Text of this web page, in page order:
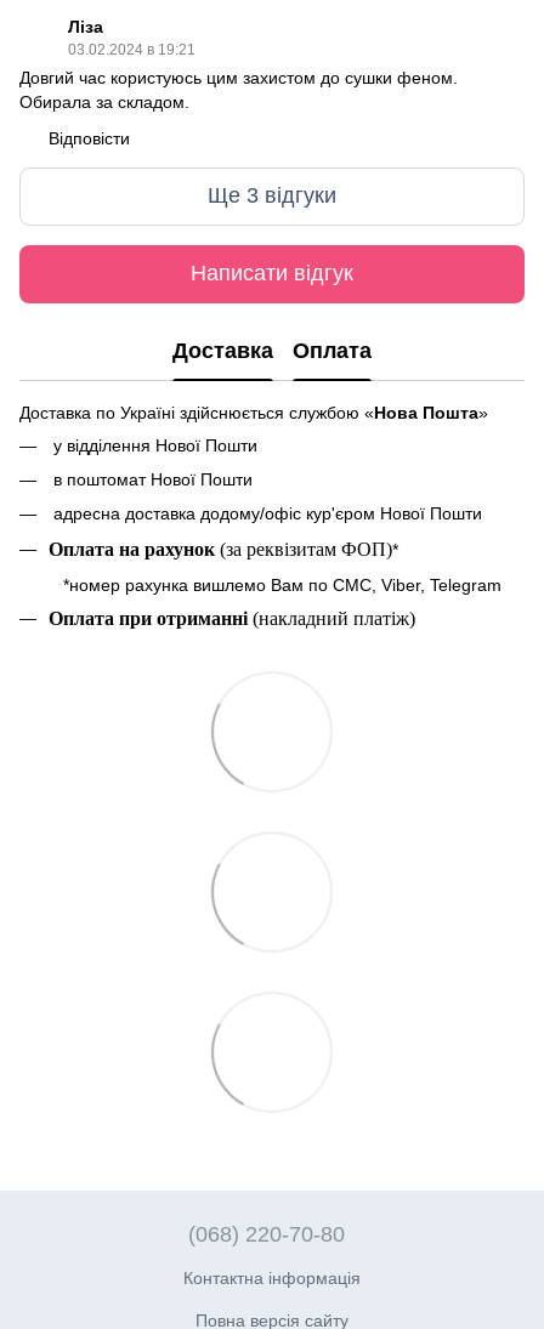
Ліза
03.02.2024 в 19:21
Довгий час користуюсь цим захистом до сушки феном.
Обирала за складом.
Відповісти
Ще 3 відгуки
Написати відгук
Доставка Оплата
Доставка по Україні здійснюється службою «Нова Пошта»
у відділення Нової Пошти
в поштомат Нової Пошти
адресна доставка додому/офіс кур'єром Нової Пошти
Оплата на рахунок (за реквізитам ФОП)*
*номер рахунка вишлемо Вам по СМС, Viber, Telegram
Оплата при отриманні (накладний платіж)
(068) 220-70-80
Контактна інформація
Повна версія сайту